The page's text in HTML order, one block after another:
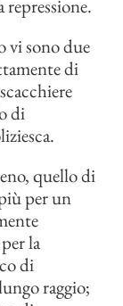
repressione.
vi sono due
di
di
quello di
per un
la
di
raggio;